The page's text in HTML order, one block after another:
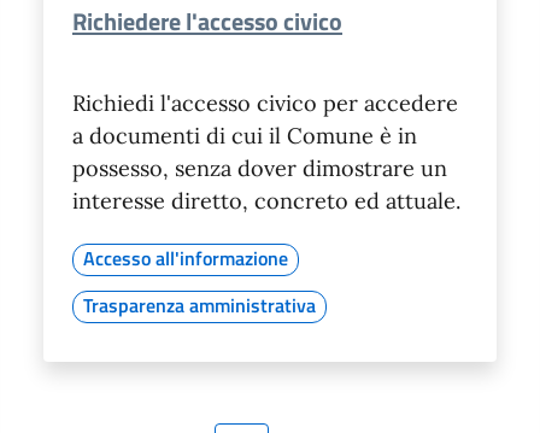
Richiedere l'accesso civico
Richiedi l'accesso civico per accedere
a documenti di cui il Comune è in
possesso, senza dover dimostrare un
interesse diretto, concreto ed attuale.
Accesso all'informazione
Trasparenza amministrativa